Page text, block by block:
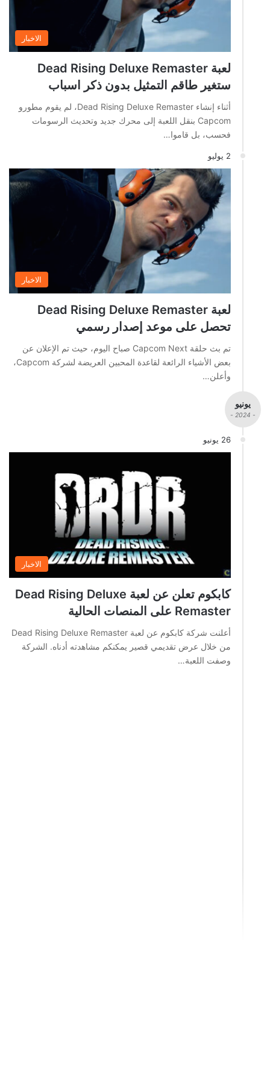
الاخبار
لعبة Dead Rising Deluxe Remaster
ستغير طاقم التمثيل بدون ذكر اسباب
أثناء إنشاء Dead Rising Deluxe Remaster، لم يقوم مطورو
Capcom بنقل اللعبة إلى محرك جديد وتحديث الرسومات
فحسب، بل قاموا…
2 يوليو
الاخبار
لعبة Dead Rising Deluxe Remaster
تحصل على موعد إصدار رسمي
تم بث حلقة Capcom Next صباح اليوم، حيث تم الإعلان عن
بعض الأشياء الرائعة لقاعدة المحبين العريضة لشركة Capcom،
وأعلن…
يونيو
- 2024 -
26 يونيو
الاخبار
كابكوم تعلن عن لعبة Dead Rising Deluxe
Remaster على المنصات الحالية
أعلنت شركة كابكوم عن لعبة Dead Rising Deluxe Remaster
من خلال عرض تقديمي قصير يمكنكم مشاهدته أدناه. الشركة
وصفت اللعبة…